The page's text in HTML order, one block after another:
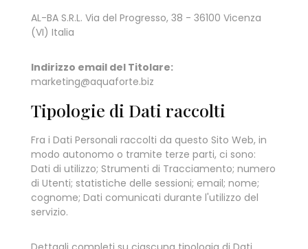
AL-BA S.R.L. Via del Progresso, 38 - 36100 Vicenza
(VI) Italia
Indirizzo email del Titolare:
marketing@aquaforte.biz
Tipologie di Dati raccolti
Fra i Dati Personali raccolti da questo Sito Web, in
modo autonomo o tramite terze parti, ci sono:
Dati di utilizzo; Strumenti di Tracciamento; numero
di Utenti; statistiche delle sessioni; email; nome;
cognome; Dati comunicati durante l'utilizzo del
servizio.